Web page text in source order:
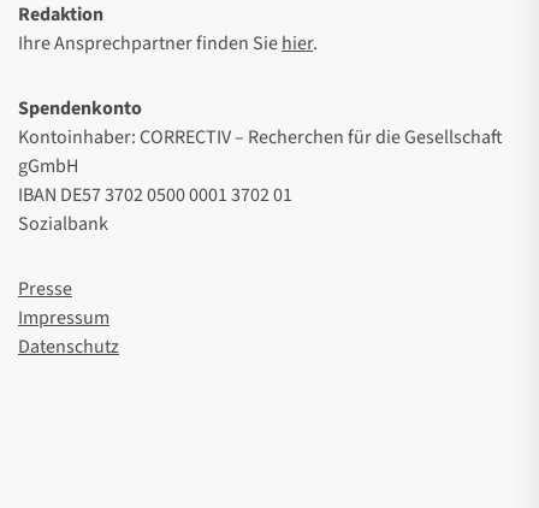
Redaktion
Ihre Ansprechpartner finden Siehier.
Spendenkonto
Kontoinhaber: CORRECTIV – Recherchen für die Gesellschaft
gGmbH
IBAN DE57 3702 0500 0001 3702 01
Sozialbank
Presse
Impressum
Datenschutz